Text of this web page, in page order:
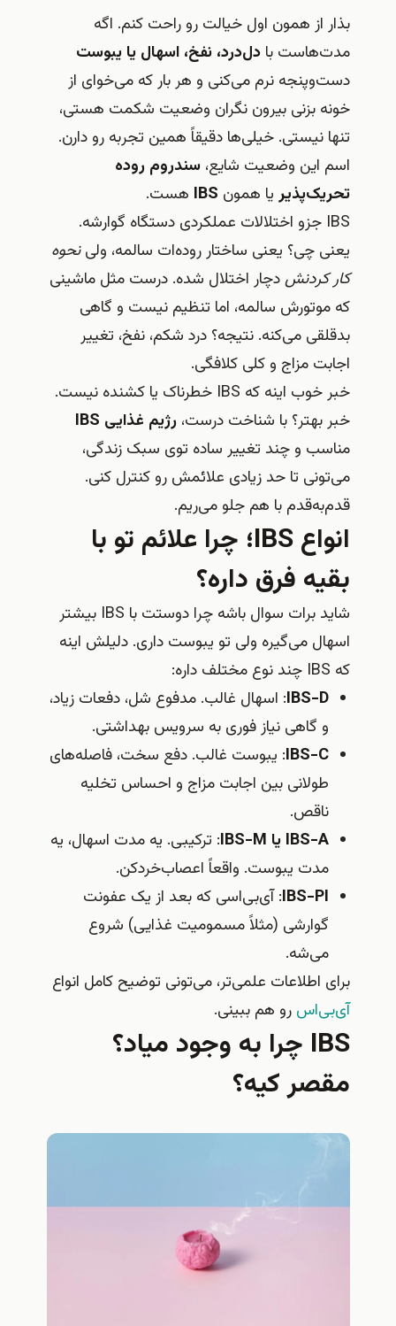
بذار از همون اول خیالت رو راحت کنم. اگه
مدت‌هاست بادل‌درد، نفخ، اسهال یا یبوست
دست‌وپنجه نرم می‌کنی و هر بار که می‌خوای از
خونه بزنی بیرون نگران وضعیت شکمت هستی،
تنها نیستی. خیلی‌ها دقیقاً همین تجربه رو دارن.
اسم این وضعیت شایع، سندروم روده
تحریک‌پذیریا همون IBSهست.
IBS جزو اختلالات عملکردی دستگاه گوارشه.
یعنی چی؟ یعنی ساختار روده‌ات سالمه، ولینحوه
کار کردنشدچار اختلال شده. درست مثل ماشینی
که موتورش سالمه، اما تنظیم نیست و گاهی
بدقلقی می‌کنه. نتیجه؟ درد شکم، نفخ، تغییر
اجابت مزاج و کلی کلافگی.
خبر خوب اینه که IBS خطرناک یا کشنده نیست.
خبر بهتر؟ با شناخت درست،رژیم غذایی IBS
مناسب و چند تغییر ساده توی سبک زندگی،
می‌تونی تا حد زیادی علائمش رو کنترل کنی.
قدم‌به‌قدم با هم جلو می‌ریم.
انواع IBS؛ چرا علائم تو با
بقیه فرق داره؟
شاید برات سوال باشه چرا دوستت با IBS بیشتر
اسهال می‌گیره ولی تو یبوست داری. دلیلش اینه
IBS-D : اسهال غالب. مدفوع شل، دفعات زیاد،
و گاهی نیاز فوری به سرویس بهداشتی.
IBS-C : یبوست غالب. دفع سخت، فاصله‌های
طولانی بین اجابت مزاج و احساس تخلیه
IBS-A یا IBS-M
: ترکیبی. یه مدت اسهال، یه
مدت یبوست. واقعاً اعصاب‌خردکن.
IBS-PI: آی‌بی‌اسی که بعد از یک عفونت
گوارشی (مثلاً مسمومیت غذایی) شروع
برای اطلاعات علمی‌تر، می‌تونی توضیح کامل انواع
آی‌بی‌اسرو هم ببینی.
IBS چرا به وجود میاد؟
مقصر کیه؟